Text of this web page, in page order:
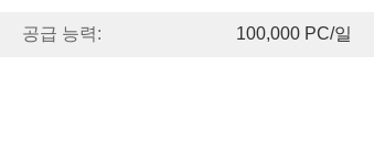
공급 능력: 100,000 PC/일